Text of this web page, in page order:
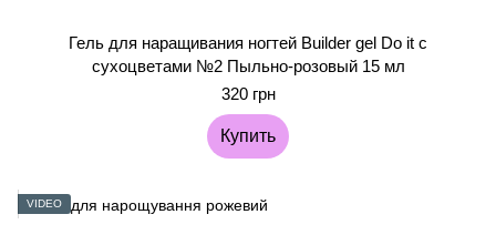
Гель для наращивания ногтей Builder gel Do it с
сухоцветами №2 Пыльно-розовый 15 мл
320 грн
Купить
VIDEO